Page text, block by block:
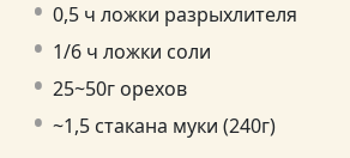
0,5 ч ложки разрыхлителя
1/6 ч ложки соли
25~50г орехов
~1,5 стакана муки (240г)